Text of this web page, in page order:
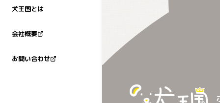
犬王国とは
会社概要
お問い合わせ